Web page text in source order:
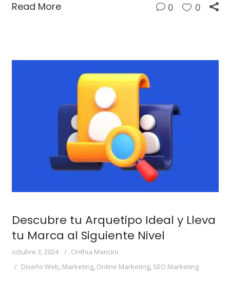
Read More 0 0
Descubre tu Arquetipo Ideal y Lleva
tu Marca al Siguiente Nivel
octubre 3, 2024
Cinthia Mancini
Diseño Web, Marketing, Online Marketing, SEO Marketing